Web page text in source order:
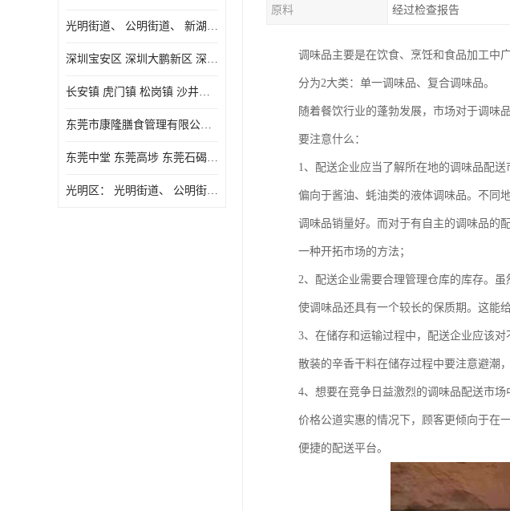
光明街道、 公明街道、 新湖街道、
深圳宝安区 深圳大鹏新区 深圳特别合作区
长安镇 虎门镇 松岗镇 沙井镇 公明镇 莞城街道 南城街道 东城街道 万江街道 石碣镇 石龙镇 茶山镇 石排镇 企石镇 横沥镇
东莞市康隆膳食管理有限公司 长安蔬菜配送 虎门蔬菜配送 大岭山蔬菜配送
东莞中堂 东莞高埗 东莞石碣 东莞望牛墩 东莞洪梅 东莞道滘 东莞石龙镇 东莞石排镇
光明区： 光明街道、 公明街道、 新湖街道、 凤凰街道、 玉塘街道、 马田街道
原料 经过检查报告
调味品主要是在饮食、烹饪和食品加工中
分为2大类：单一调味品、复合调味品。
随着餐饮行业的蓬勃发展，市场对于调味
要注意什么：
1、配送企业应当了解所在地的调味品配
偏向于酱油、蚝油类的液体调味品。不同
调味品销量好。而对于有自主的调味品的
一种开拓市场的方法；
2、配送企业需要合理管理仓库的库存。
使调味品还具有一个较长的保质期。这能
3、在储存和运输过程中，配送企业应该
散装的辛香干料在储存过程中要注意避潮
4、想要在竞争日益激烈的调味品配送市
价格公道实惠的情况下，顾客更倾向于在
便捷的配送平台。